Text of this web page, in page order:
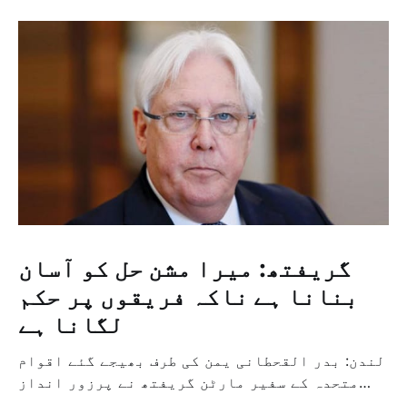
گریفتھ: میرا مشن حل کو آسان
بنانا ہے ناکہ فریقوں پر حکم
لگانا ہے
لندن: بدر القحطانی یمن کی طرف بھیجے گئے اقوام
متحدہ کے سفیر مارٹن گریفتھ نے پرزور انداز